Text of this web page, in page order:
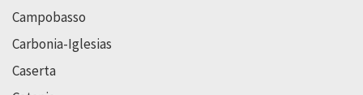
Campobasso
Carbonia-Iglesias
Caserta